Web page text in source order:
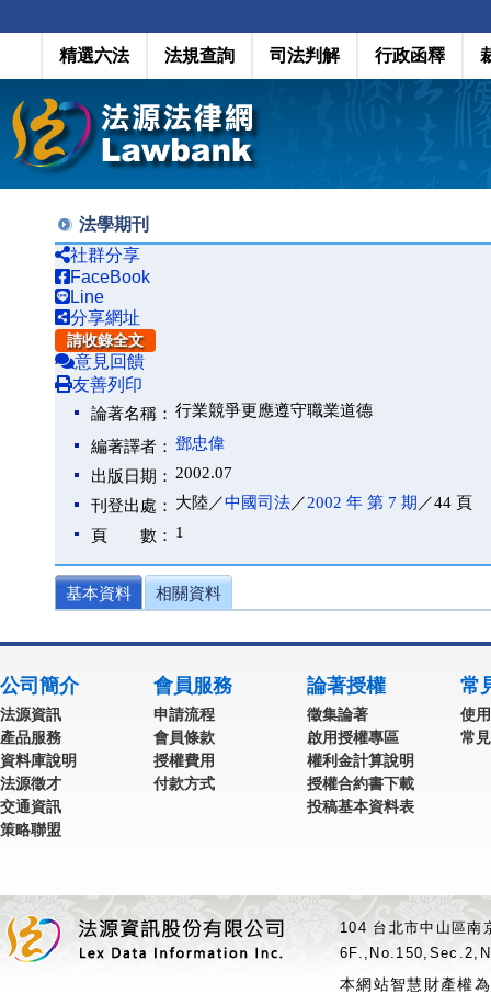
精選六法 法規查詢 司法判解 行政函釋
法學期刊
社群分享
FaceBook
Line
分享網址
請收錄全文
意見回饋
友善列印
論著名稱： 行業競爭更應遵守職業道德
編著譯者： 鄧忠偉
出版日期： 2002.07
刊登出處： 大陸／中國司法／2002 年 第 7 期 ／44 頁
頁 數： 1
基本資料 相關資料
公司簡介
法源資訊
產品服務
資料庫說明
法源徵才
交通資訊
策略聯盟
會員服務
申請流程
會員條款
授權費用
付款方式
論著授權
徵集論著
啟用授權專區
權利金計算說明
授權合約書下載
投稿基本資料表
常
使
常
104 台北市中山區
本網站智慧財產權